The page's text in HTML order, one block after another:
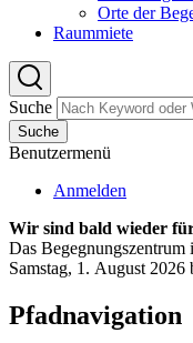
Orte der
Raummiete
Suche
Suche
Benutzermenü
Anmelden
Wir sind bald wieder für
Das Begegnungszentrum
Samstag, 1. August
Pfadnavigation